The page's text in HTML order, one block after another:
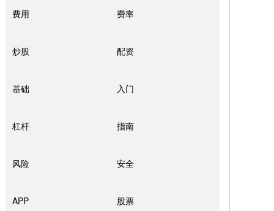
费用 费率
炒股 配资
基础 入门
杠杆 指南
风险 安全
APP 股票